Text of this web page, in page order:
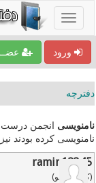
ورود
دفترچه
نامنویسی انجمن درست
نامنویسی کرده بودند
ramin12345
(کاربر عضو)